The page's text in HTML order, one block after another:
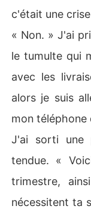
c'était une
« Non. » J'ai
le tumulte qui
avec les
alors je suis
mon téléphone
J'ai sorti une
tendue. «
trimestre,
nécessitent ta